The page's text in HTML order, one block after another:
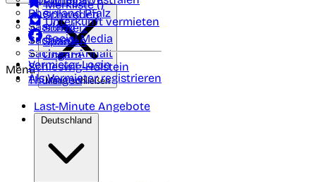
Rheinland Pfalz
Saarland
Sachsen
Sachsen-Anhalt
Schleswig-Holstein
Thüringen
Schweden
Schweiz
Spanien
Ungarn
Merkliste ()
Unterkunft vermieten
Social Media
Vermieter-Login
Als Vermieter registrieren
Menü
Menü schließen
Last-Minute Angebote
Deutschland